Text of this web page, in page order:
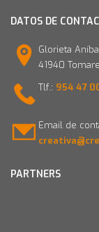
DATOS DE
Glorieta
41940
Tlf.: 954 47
Email de
PARTNERS